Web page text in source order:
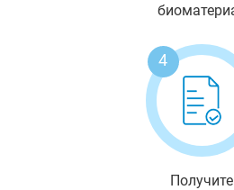
4
Получите